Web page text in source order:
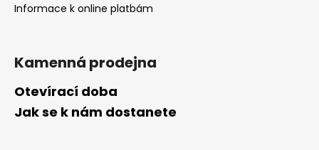
Informace k online platbám
Kamenná prodejna
Otevírací doba
Jak se k nám dostanete